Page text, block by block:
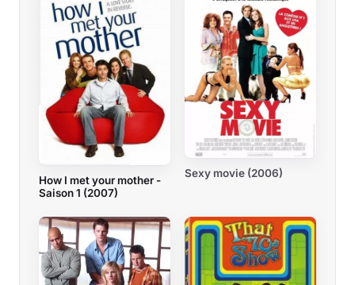
How I met your mother -
Saison 1 (2007)
Sexy movie (2006)